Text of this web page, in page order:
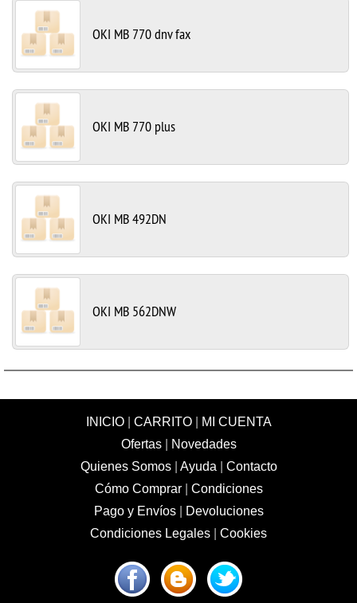
OKI MB 770 dnv fax
OKI MB 770 plus
OKI MB 492DN
OKI MB 562DNW
INICIO| CARRITO|
MI CUENTA
Ofertas|
Novedades
Quienes Somos| Ayuda
Contacto
Cómo Comprar| Condiciones
Pago y Envíos|
Devoluciones
Condiciones Legales
Cookies